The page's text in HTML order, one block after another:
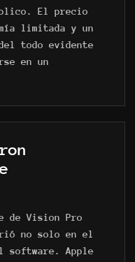
El precio
limitada y un
todo evidente
en un
de Vision Pro
no solo en el
software. Apple